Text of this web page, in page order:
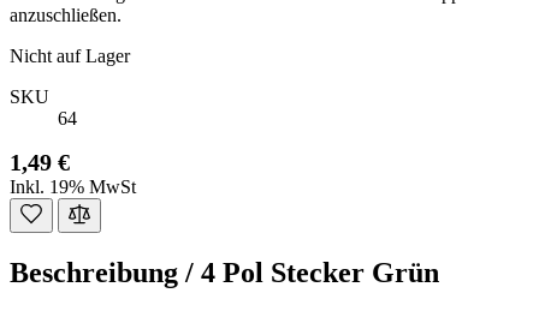
anzuschließen.
Nicht auf Lager
SKU
64
1,49 €
Inkl. 19% MwSt
Beschreibung / 4 Pol Stecker Grün